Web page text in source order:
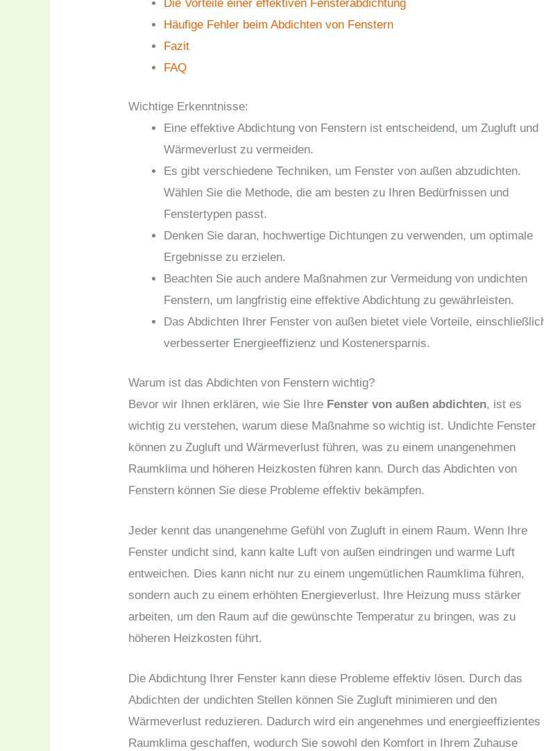
Die Vorteile einer effektiven Fensterabdichtung
Häufige Fehler beim Abdichten von Fenstern
Fazit
FAQ
Wichtige Erkenntnisse:
Eine effektive Abdichtung von Fenstern ist entscheidend, um Zugluft und
Wärmeverlust zu vermeiden.
Es gibt verschiedene Techniken, um Fenster von außen abzudichten.
Wählen Sie die Methode, die am besten zu Ihren Bedürfnissen und
Fenstertypen passt.
Denken Sie daran, hochwertige Dichtungen zu verwenden, um optimale
Ergebnisse zu erzielen.
Beachten Sie auch andere Maßnahmen zur Vermeidung von undichten
Fenstern, um langfristig eine effektive Abdichtung zu gewährleisten.
Das Abdichten Ihrer Fenster von außen bietet viele Vorteile,
verbesserter Energieeffizienz und Kostenersparnis.
Warum ist das Abdichten von Fenstern wichtig?
Bevor wir Ihnen erklären, wie Sie Ihre Fenster von außen abdichten, ist es
wichtig zu verstehen, warum diese Maßnahme so wichtig ist. Undichte Fenster
können zu Zugluft und Wärmeverlust führen, was zu einem unangenehmen
Raumklima und höheren Heizkosten führen kann. Durch das Abdichten von
Fenstern können Sie diese Probleme effektiv bekämpfen.
Jeder kennt das unangenehme Gefühl von Zugluft in einem Raum. Wenn Ihre
Fenster undicht sind, kann kalte Luft von außen eindringen und warme Luft
entweichen. Dies kann nicht nur zu einem ungemütlichen Raumklima führen,
sondern auch zu einem erhöhten Energieverlust. Ihre Heizung muss stärker
arbeiten, um den Raum auf die gewünschte Temperatur zu bringen, was zu
höheren Heizkosten führt.
Die Abdichtung Ihrer Fenster kann diese Probleme effektiv lösen. Durch das
Abdichten der undichten Stellen können Sie Zugluft minimieren und den
Wärmeverlust reduzieren. Dadurch wird ein angenehmes und energieeffizientes
Raumklima geschaffen, wodurch Sie sowohl den Komfort in Ihrem Zuhause